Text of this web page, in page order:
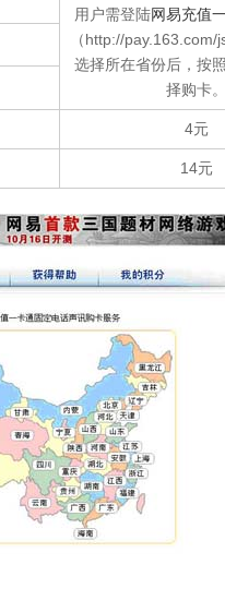
用户需登陆网易充值
（http://pay.163.com/
选择所在省份后，按
择购卡。
4元
14元